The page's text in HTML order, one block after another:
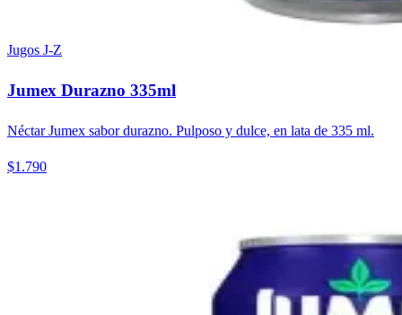
Jugos J-Z
Jumex Durazno 335ml
Néctar Jumex sabor durazno. Pulposo y dulce, en lata de 335 ml.
$1.790